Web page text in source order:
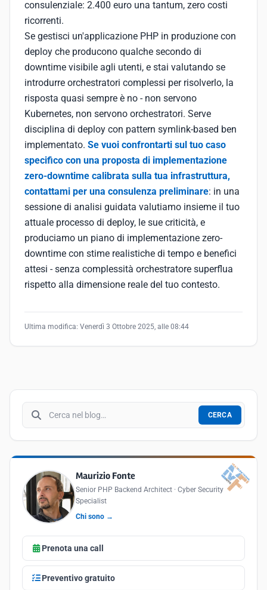
consulenziale: 2.400 euro una tantum, zero costi
ricorrenti.
Se gestisci un'applicazione PHP in produzione con
deploy che producono qualche secondo di
downtime visibile agli utenti, e stai valutando se
introdurre orchestratori complessi per risolverlo, la
risposta quasi sempre è no - non servono
Kubernetes, non servono orchestratori. Serve
disciplina di deploy con pattern symlink-based ben
implementato. Se vuoi confrontarti sul tuo caso
specifico con una proposta di implementazione
zero-downtime calibrata sulla tua infrastruttura,
contattami per una consulenza preliminare: in una
sessione di analisi guidata valutiamo insieme il tuo
attuale processo di deploy, le sue criticità, e
produciamo un piano di implementazione zero-
downtime con stime realistiche di tempo e benefici
attesi - senza complessità orchestratore superflua
rispetto alla dimensione reale del tuo contesto.
Ultima modifica: Venerdì 3 Ottobre 2025, alle 08:44
Cerca nel blog
CERCA
Maurizio Fonte
Senior PHP Backend Architect · Cyber Security
Specialist
Chi sono →
Prenota una call
Preventivo gratuito